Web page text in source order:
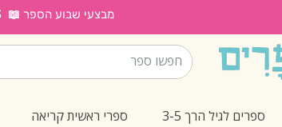
מבצעי שבוע הספר 📖 3 ספרים ב-₪120 בלבד!
ספרים לגיל הרך 3-5 ספרי ראשית קריאה